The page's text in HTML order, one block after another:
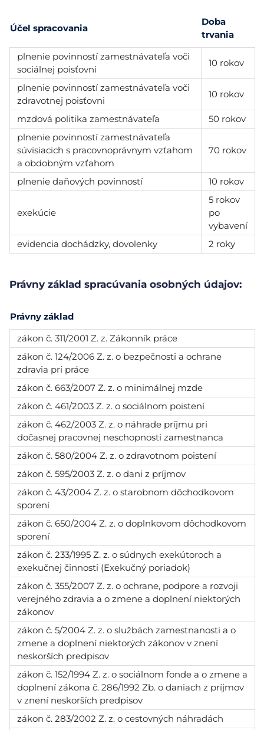
Účel spracovania
Doba
trvania
plnenie povinností zamestnávateľa voči
sociálnej poisťovni
10 rokov
plnenie povinností zamestnávateľa voči
zdravotnej poisťovni
10 rokov
mzdová politika zamestnávateľa
50 rokov
plnenie povinností zamestnávateľa
súvisiacich s pracovnoprávnym vzťahom
a obdobným vzťahom
70 rokov
plnenie daňových povinností 10 rokov
exekúcie
5 rokov
po
vybavení
evidencia dochádzky, dovolenky
2 roky
Právny základ spracúvania osobných údajov:
Právny základ
zákon č. 311/2001 Z. z. Zákonník práce
zákon č. 124/2006 Z. z. o bezpečnosti a ochrane
zdravia pri práce
zákon č. 663/2007 Z. z. o minimálnej mzde
zákon č. 461/2003 Z. z. o sociálnom poistení
zákon č. 462/2003 Z. z. o náhrade príjmu pri
dočasnej pracovnej neschopnosti zamestnanca
zákon č. 580/2004 Z. z. o zdravotnom poistení
zákon č. 595/2003 Z. z. o dani z príjmov
zákon č. 43/2004 Z. z. o starobnom dôchodkovom
sporení
zákon č. 650/2004 Z. z. o doplnkovom dôchodkovom
sporení
zákon č. 233/1995 Z. z. o súdnych exekútoroch a
exekučnej činnosti (Exekučný poriadok)
zákon č. 355/2007 Z. z. o ochrane, podpore a rozvoji
verejného zdravia a o zmene a doplnení niektorých
zákonov
zákon č. 5/2004 Z. z. o službách zamestnanosti a o
zmene a doplnení niektorých zákonov v znení
neskorších predpisov
zákon č. 152/1994 Z. z. o sociálnom fonde a o zmene a
doplnení zákona č. 286/1992 Zb. o daniach z príjmov
v znení neskorších predpisov
zákon č. 283/2002 Z. z. o cestovných náhradách